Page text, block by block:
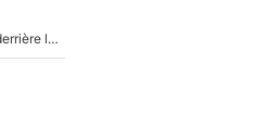
Mercato Analyse : Vincius Jr-Diomandé, la logique derrière la concordance des temps